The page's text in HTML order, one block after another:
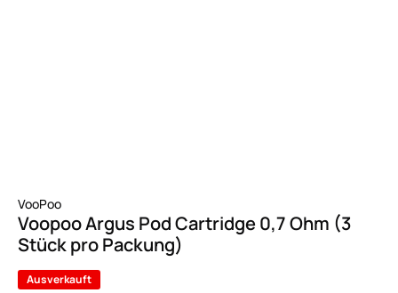
VooPoo
Voopoo Argus Pod Cartridge 0,7 Ohm (3
Stück pro Packung)
Ausverkauft